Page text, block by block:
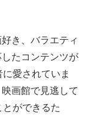
き、バラエティ
たコンテンツが
愛されていま
画館で見逃して
ができるた